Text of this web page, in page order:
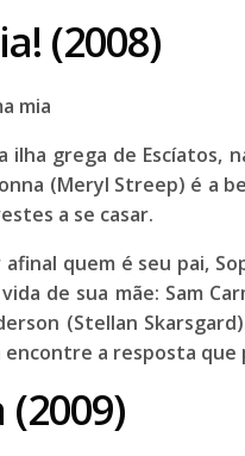
(2008)
ilha grega de Escíatos,
(Meryl Streep) é a
a se casar.
quem é seu pai,
de sua mãe: Sam
(Stellan Skarsgard
a resposta que
(2009)